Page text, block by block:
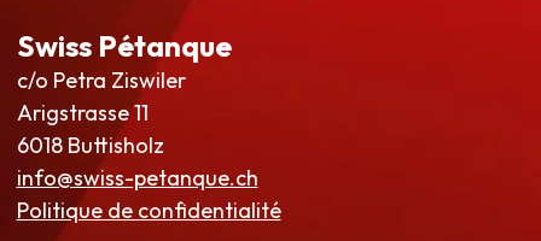
Swiss Pétanque
c/o Petra Ziswiler
Arigstrasse 11
6018 Buttisholz
info@swiss-petanque.ch
Politique de confidentialité